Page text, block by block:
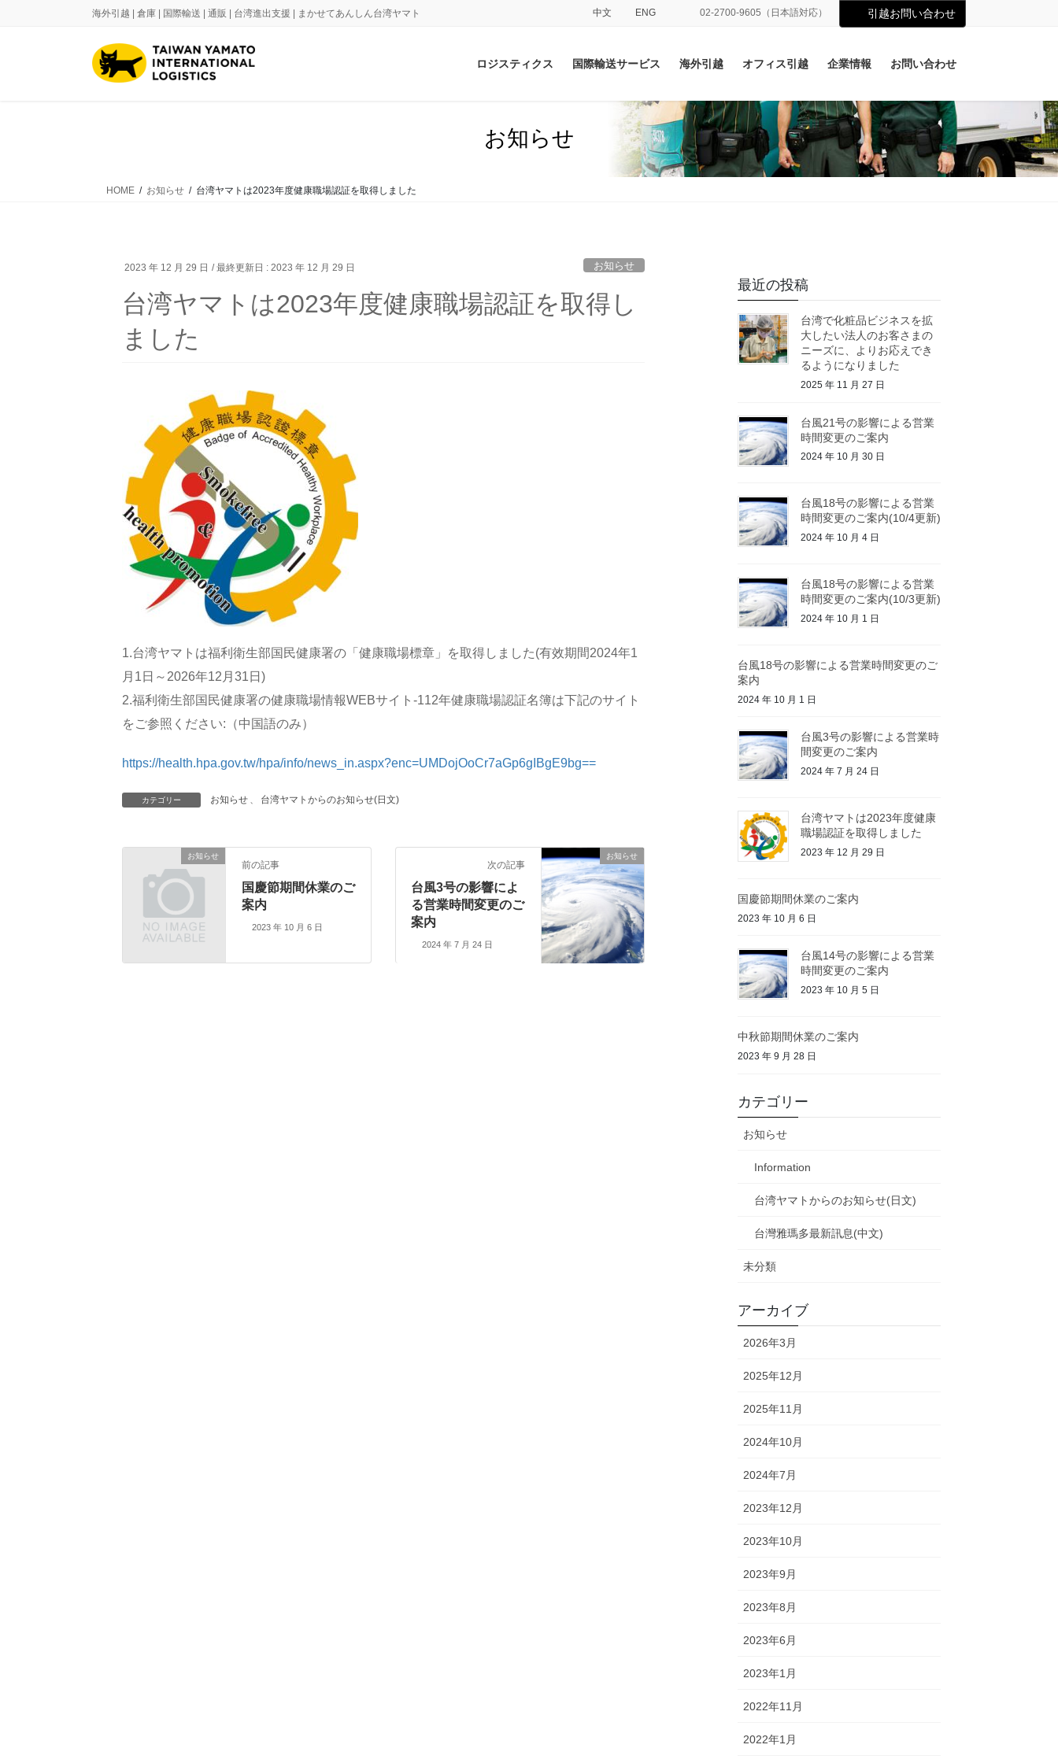
海外引越 | 倉庫 | 国際輸送 | 通販 | 台湾進出支援 | まかせてあんしん台湾ヤマト 中文 ENG 02-2700-9605（日本語対応） 引越お問い合わせ
ロジスティクス 国際輸送サービス 海外引越 オフィス引越 企業情報 お問い合わせ
お知らせ
HOME お知らせ 台湾ヤマトは2023年度健康職場認証を取得しました
2023 年 12 月 29 日 / 最終更新日 :2023 年 12 月 29 日 お知らせ
台湾ヤマトは2023年度健康職場認証を取得し
ました
1.台湾ヤマトは福利衛生部国民健康署の「健康職場標章」を取得しました(有效期間2024年1
月1日～2026年12月31日)
2.福利衛生部国民健康署の健康職場情報WEBサイト-112年健康職場認証名簿は下記のサイト
をご参照ください:（中国語のみ）
https://health.hpa.gov.tw/hpa/info/news_in.aspx?enc=UMDojOoCr7aGp6gIBgE9bg==
カテゴリー お知らせ 台湾ヤマトからのお知らせ(日文)
お知らせ
前の記事
国慶節期間休業のご
案内
2023 年 10 月 6 日
お知らせ
次の記事
台風3号の影響によ
る営業時間変更のご
案内
2024 年 7 月 24 日
最近の投稿
台湾で化粧品ビジネスを拡
大したい法人のお客さまの
ニーズに、よりお応えでき
るようになりました
2025 年 11 月 27 日
台風21号の影響による営業
時間変更のご案内
2024 年 10 月 30 日
台風18号の影響による営業
時間変更のご案内(10/4更新)
2024 年 10 月 4 日
台風18号の影響による営業
時間変更のご案内(10/3更新)
2024 年 10 月 1 日
台風18号の影響による営業時間変更のご
案内
2024 年 10 月 1 日
台風3号の影響による営業時
間変更のご案内
2024 年 7 月 24 日
台湾ヤマトは2023年度健康
職場認証を取得しました
2023 年 12 月 29 日
国慶節期間休業のご案内
2023 年 10 月 6 日
台風14号の影響による営業
時間変更のご案内
2023 年 10 月 5 日
中秋節期間休業のご案内
2023 年 9 月 28 日
カテゴリー
お知らせ
Information
台湾ヤマトからのお知らせ(日文)
台灣雅瑪多最新訊息(中文)
未分類
アーカイブ
2026年3月
2025年12月
2025年11月
2024年10月
2024年7月
2023年12月
2023年10月
2023年9月
2023年8月
2023年6月
2023年1月
2022年11月
2022年1月